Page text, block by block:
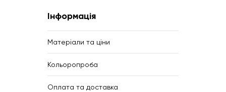
Інформація
Матеріали та ціни
Кольоропроба
Оплата та доставка